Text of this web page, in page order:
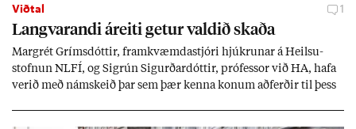
Viðtal 1
Langvar­andi áreiti get­ur vald­ið skaða
Mar­grét Gríms­dótt­ir, fram­kvæmda­stjóri hjúkr­un­ar á Heilsu­
stofn­un NLFÍ, og Sigrún Sig­urð­ar­dótt­ir, pró­fess­or við HA, hafa
ver­ið með nám­skeið þar sem þær kenna kon­um að­ferð­ir til þess